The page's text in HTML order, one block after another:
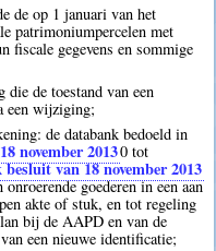
de op 1 januari van het
patrimoniumpercelen met
fiscale gegevens en sommige
de toestand van een
een wijziging;
de databank bedoeld in
november 20130 tot
van 18 november 2013
goederen in een aan
akte of stuk, en tot regeling
bij de AAPD en van de
een nieuwe identificatie;